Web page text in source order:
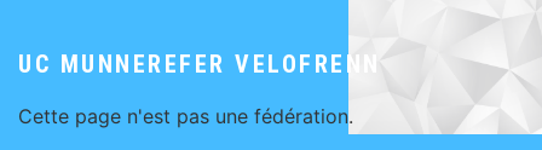
UC MUNNEREFER VELOFRENN
Cette page n'est pas une fédération.